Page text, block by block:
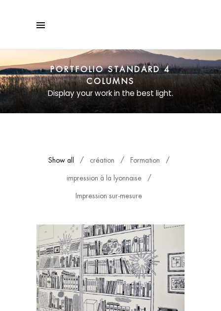
PORTFOLIO STANDARD 4
COLUMNS
Display your work in the best light.
Show all création
Formation
impression à la lyonnaise
Impression sur-mesure